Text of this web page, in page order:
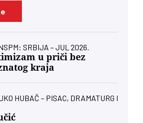
SRBIJA – JUL 2026.
u priči bez
kraja
HUBAČ – PISAC, DRAMATURG I